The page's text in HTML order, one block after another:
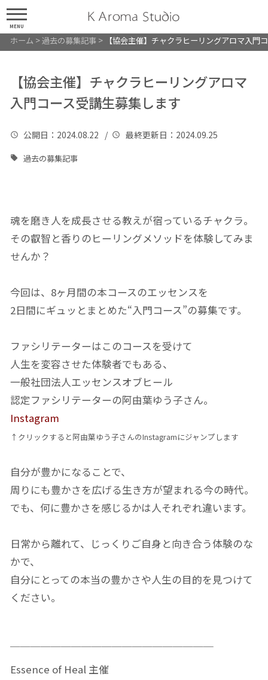
MENU
ホーム >過去の募集記事> 【協会主催】チャクラヒーリングアロマ入門
【協会主催】チャクラヒーリングアロマ
入門コース受講生募集します
公開日 ：2024.08.22 / 最終更新日 ：2024.09.25
過去の募集記事
魂を磨き人を成長させる教えが宿っているチャクラ。
その叡智と香りのヒーリングメソッドを体験してみま
せんか？
今回は、8ヶ月間の本コースのエッセンスを
2日間にギュッとまとめた“入門コース”の募集です。
ファシリテーターはこのコースを受けて
人生を変容させた体験者でもある、
一般社団法人エッセンスオブヒール
認定ファシリテーターの阿由葉ゆう子さん。
Instagram
↑クリックすると阿由葉ゆう子さんのInstagramにジャンプします
自分が豊かになることで、
周りにも豊かさを広げる生き方が望まれる今の時代。
でも、何に豊かさを感じるかは人それぞれ違います。
日常から離れて、じっくりご自身と向き合う体験のな
かで、
自分にとっての本当の豊かさや人生の目的を見つけて
ください。
￣￣￣￣￣￣￣￣￣￣￣￣￣￣￣￣￣￣￣￣
Essence of Heal 主催